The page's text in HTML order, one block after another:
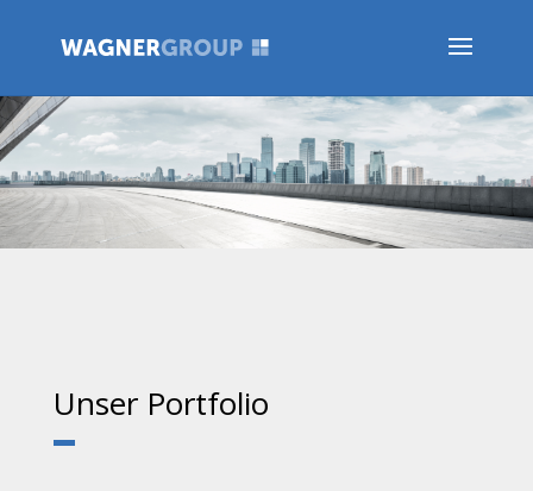
Unser Portfolio